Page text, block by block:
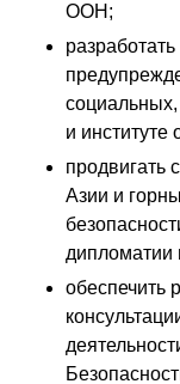
ООН;
и институте
продвигать
Азии и
дипломатии
обеспечить